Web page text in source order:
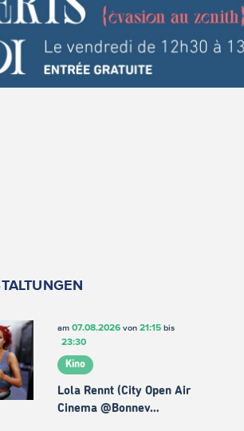
am 07.08.2026von 21:15bis
23:30
Kino
Lola Rennt (City Open Air
Cinema @Bonnev…